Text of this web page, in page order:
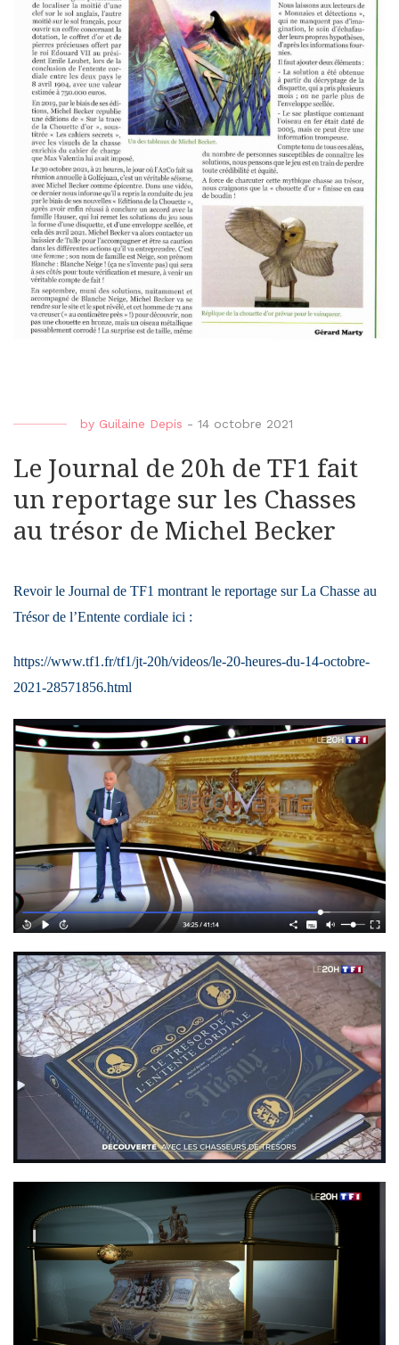
by Guilaine Depis - 14 octobre 2021
Le Journal de 20h de TF1 fait
un reportage sur les Chasses
au trésor de Michel Becker
Revoir le Journal de TF1 montrant le reportage sur La Chasse au
Trésor de l’Entente cordiale ici :
https://www.tf1.fr/tf1/jt-20h/videos/le-20-heures-du-14-octobre-
2021-28571856.html